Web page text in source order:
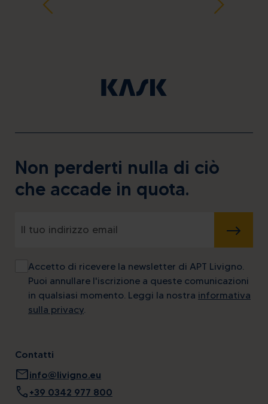
Non perderti nulla di ciò
che accade in quota.
INVIA
Accetto di ricevere la newsletter di APT Livigno.
Puoi annullare l'iscrizione a queste comunicazioni
in qualsiasi momento. Leggi la nostra informativa
sulla privacy.
Contatti
mailinfo@livigno.eu
call +39 0342 977 800